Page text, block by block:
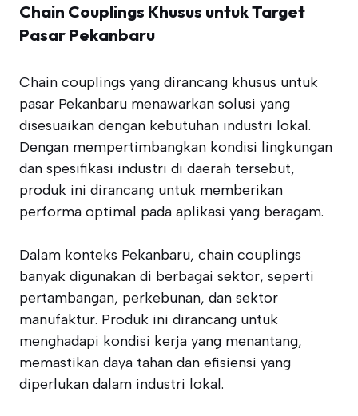
Chain Couplings Khusus untuk Target
Pasar Pekanbaru
Chain couplings yang dirancang khusus untuk
pasar Pekanbaru menawarkan solusi yang
disesuaikan dengan kebutuhan industri lokal.
Dengan mempertimbangkan kondisi lingkungan
dan spesifikasi industri di daerah tersebut,
produk ini dirancang untuk memberikan
performa optimal pada aplikasi yang beragam.
Dalam konteks Pekanbaru, chain couplings
banyak digunakan di berbagai sektor, seperti
pertambangan, perkebunan, dan sektor
manufaktur. Produk ini dirancang untuk
menghadapi kondisi kerja yang menantang,
memastikan daya tahan dan efisiensi yang
diperlukan dalam industri lokal.